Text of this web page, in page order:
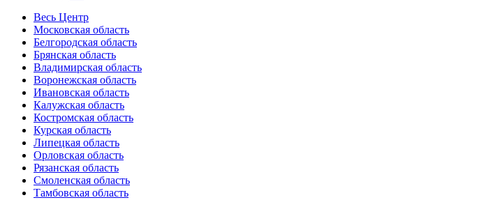
Весь Центр
Московская область
Белгородская область
Брянская область
Владимирская область
Воронежская область
Ивановская область
Калужская область
Костромская область
Курская область
Липецкая область
Орловская область
Рязанская область
Смоленская область
Тамбовская область